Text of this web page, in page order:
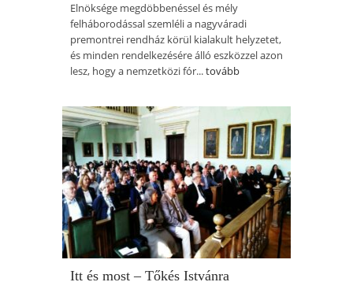
Elnöksége megdöbbenéssel és mély
felháborodással szemléli a nagyváradi
premontrei rendház körül kialakult helyzetet,
és minden rendelkezésére álló eszközzel azon
lesz, hogy a nemzetközi fór...tovább
Itt és most – Tőkés Istvánra